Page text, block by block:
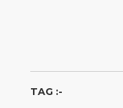
TAG :-